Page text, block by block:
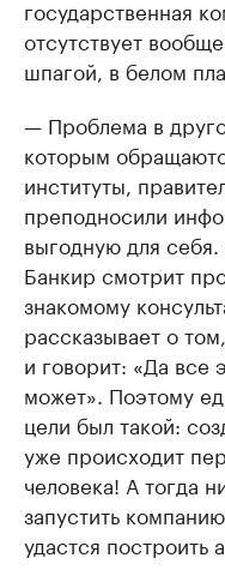
государственная
отсутствует
шпагой, в белом
— Проблема в
которым
институты,
преподносили
выгодную для
Банкир смотрит
знакомому
рассказывает о
и говорит: «Да все
может». Поэтому
цели был такой:
уже происходит
человека! А тогда
запустить
удастся построить